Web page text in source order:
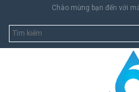
Chào mừng bạn đến với